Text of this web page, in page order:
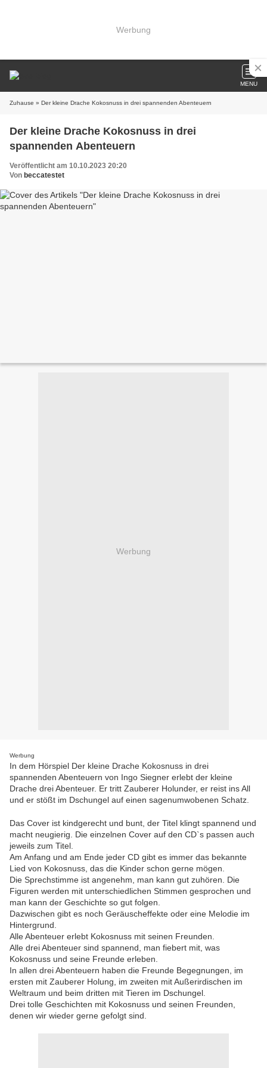
Werbung
MENU
Zuhause » Der kleine Drache Kokosnuss in drei spannenden Abenteuern
Der kleine Drache Kokosnuss in drei
spannenden Abenteuern
Veröffentlicht am 10.10.2023 20:20
Von beccatestet
Werbung
Werbung
In dem Hörspiel Der kleine Drache Kokosnuss in drei
spannenden Abenteuern von Ingo Siegner erlebt der kleine
Drache drei Abenteuer. Er tritt Zauberer Holunder, er reist ins All
und er stößt im Dschungel auf einen sagenumwobenen Schatz.
Das Cover ist kindgerecht und bunt, der Titel klingt spannend und
macht neugierig. Die einzelnen Cover auf den CD`s passen auch
jeweils zum Titel.
Am Anfang und am Ende jeder CD gibt es immer das bekannte
Lied von Kokosnuss, das die Kinder schon gerne mögen.
Die Sprechstimme ist angenehm, man kann gut zuhören. Die
Figuren werden mit unterschiedlichen Stimmen gesprochen und
man kann der Geschichte so gut folgen.
Dazwischen gibt es noch Geräuscheffekte oder eine Melodie im
Hintergrund.
Alle Abenteuer erlebt Kokosnuss mit seinen Freunden.
Alle drei Abenteuer sind spannend, man fiebert mit, was
Kokosnuss und seine Freunde erleben.
In allen drei Abenteuern haben die Freunde Begegnungen, im
ersten mit Zauberer Holung, im zweiten mit Außerirdischen im
Weltraum und beim dritten mit Tieren im Dschungel.
Drei tolle Geschichten mit Kokosnuss und seinen Freunden,
denen wir wieder gerne gefolgt sind.